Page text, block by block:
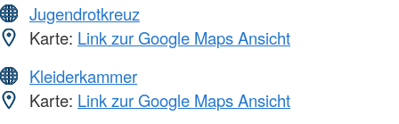
Jugendrotkreuz
Karte: Link zur Google Maps Ansicht
Kleiderkammer
Karte: Link zur Google Maps Ansicht